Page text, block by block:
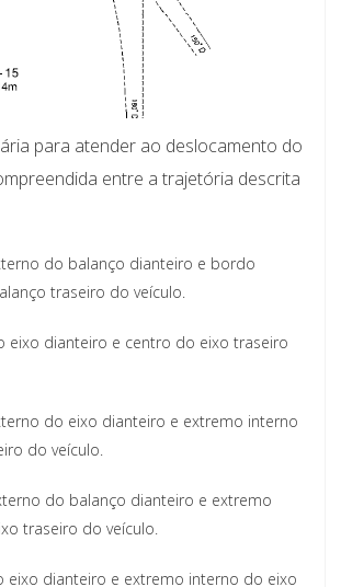
para atender ao deslocamento do
entre a trajetória descrita
do balanço dianteiro e bordo
traseiro do veículo.
eixo dianteiro e centro do eixo traseiro
do eixo dianteiro e extremo interno
do veículo.
do balanço dianteiro e extremo
traseiro do veículo.
eixo dianteiro e extremo interno do eixo